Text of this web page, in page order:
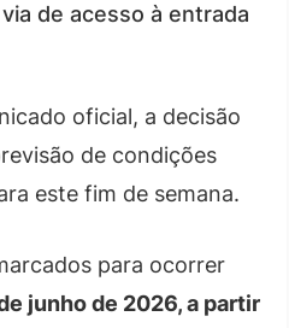
de acesso à entrada
oficial, a decisão
de condições
este fim de semana.
para ocorrer
junho de 2026, a partir